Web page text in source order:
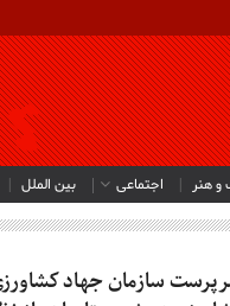
و هنر اجتماعی بین الملل
سازمان جهاد